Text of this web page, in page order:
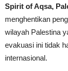
Spirit of Aqsa,
menghentikan
wilayah Palestina
evakuasi ini tidak
internasional.